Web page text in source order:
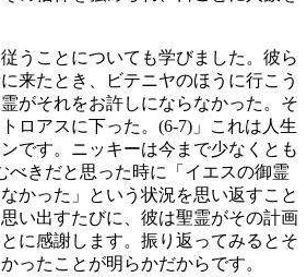
うことについても学びました。彼ら
来たとき、ビテニヤのほうに行こう
がそれをお許しにならなかった。そ
ロアスに下った。(6-7)」これは人生
です。ニッキーは今まで少なくとも
べきだと思った時に「イエスの御霊
かった」という状況を思い返すこと
い出すたびに、彼は聖霊がその計画
に感謝します。振り返ってみるとそ
ったことが明らかだからです。